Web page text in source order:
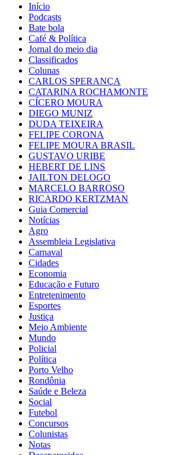
Início
Podcasts
Bate bola
Café & Política
Jornal do meio dia
Classificados
Colunas
CARLOS SPERANÇA
CATARINA ROCHAMONTE
CÍCERO MOURA
DIEGO MUNIZ
DUDA TEIXEIRA
FELIPE CORONA
FELIPE MOURA BRASIL
GUSTAVO URIBE
HEBERT DE LINS
JAILTON DELOGO
MARCELO BARROSO
RICARDO KERTZMAN
Guia Comercial
Notícias
Agro
Assembleia Legislativa
Carnaval
Cidades
Economia
Educação e Futuro
Entretenimento
Esportes
Justiça
Meio Ambiente
Mundo
Policial
Política
Porto Velho
Rondônia
Saúde e Beleza
Social
Futebol
Concursos
Colunistas
Notas